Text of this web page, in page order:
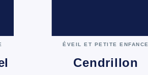
ÉVEIL ET PETITE ENFANCE
Cendrillon